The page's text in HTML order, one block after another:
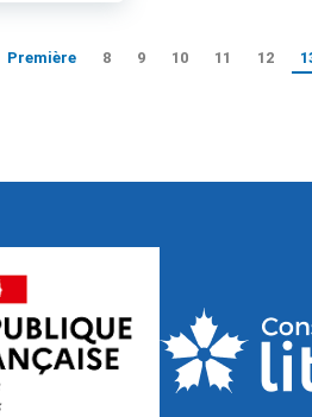
Première 8 9 10 11 12